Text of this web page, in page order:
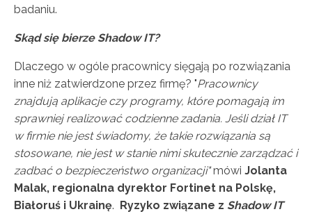
badaniu.
Skąd się bierze Shadow IT?
Dlaczego w ogóle pracownicy sięgają po rozwiązania
inne niż zatwierdzone przez firmę? "Pracownicy
znajdują aplikacje czy programy, które pomagają im
sprawniej realizować codzienne zadania. Jeśli dział IT
w firmie nie jest świadomy, że takie rozwiązania są
stosowane, nie jest w stanie nimi skutecznie zarządzać i
zadbać o bezpieczeństwo organizacji"mówi Jolanta
Malak, regionalna dyrektor Fortinet na Polskę,
Białoruś i Ukrainę. Ryzyko związane z Shadow IT